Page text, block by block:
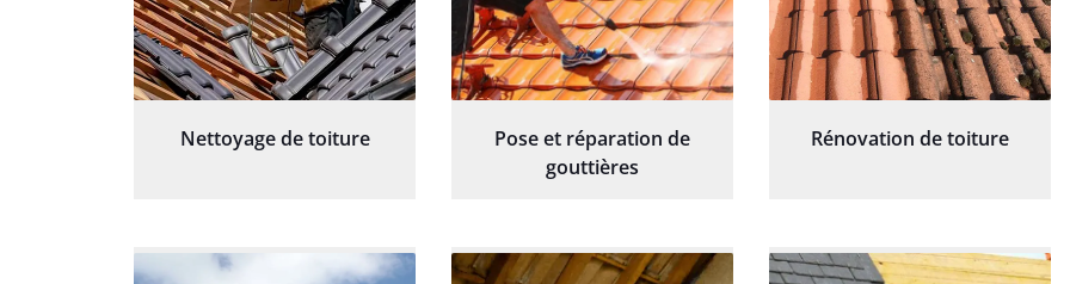
Nettoyage de toiture
Pose et réparation de
gouttières
Rénovation de toiture